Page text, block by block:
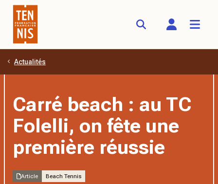
Aller au contenu principal
Actualités
Carré beach : au TC
Folelli, on fête une
première réussie
Article Beach Tennis